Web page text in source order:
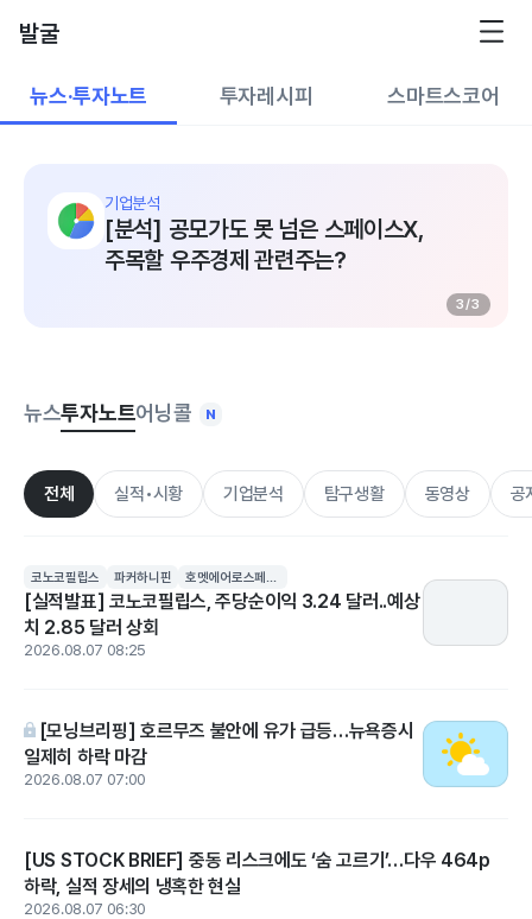
발굴
뉴스·투자노트 투자레시피 스마트스코어
기업분석
[분석] 공모가도 못 넘은 스페이스X,
주목할 우주경제 관련주는?
3/3
뉴스투자노트어닝콜
전체 실적•시황 기업분석 탐구생활 동영상 공
코노코필립스 파커하니핀
[실적발표] 코노코필립스, 주당순이익 3.24 달러..예상
치 2.85 달러 상회
2026.08.07 08:25
[모닝브리핑] 호르무즈 불안에 유가 급등…뉴욕증시
일제히 하락 마감
2026.08.07 07:00
[US STOCK BRIEF] 중동 리스크에도 ‘숨 고르기’…다우 464p
하락, 실적 장세의 냉혹한 현실
2026.08.07 06:30